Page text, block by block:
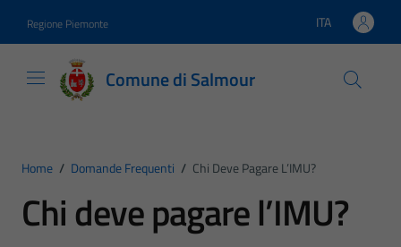
Regione Piemonte Lingua attiva:
ITA
Comune di Salmour
Home / Domande Frequenti / Chi Deve Pagare L’IMU?
Chi deve pagare l’IMU?